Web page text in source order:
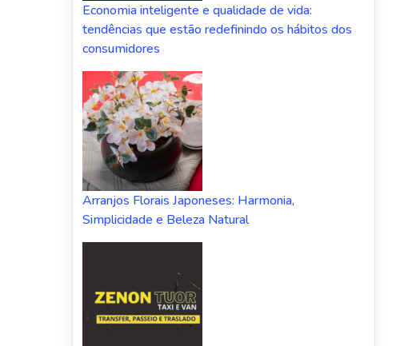
Economia inteligente e qualidade de vida:
tendências que estão redefinindo os hábitos dos
consumidores
Arranjos Florais Japoneses: Harmonia,
Simplicidade e Beleza Natural